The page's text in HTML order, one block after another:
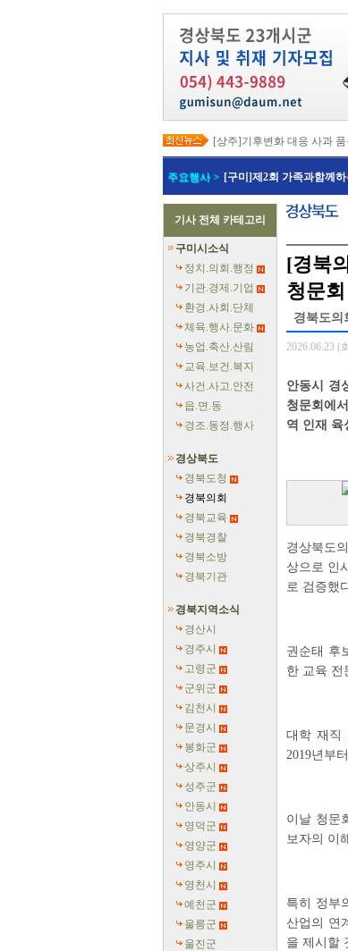
[상주]기후변화 대응 사과
[봉화]‘K-베트남 밸리 특구’
[김천]지방세입 체납관리단
[고령]가뭄 장기화 총력 대
[경주]경주역 KTX·KTX-이
[경북교육청]‘수리력+ 웹 콘
[경북도청]‘말산업 특구’ 키
[구미]예능 타고 뜬 구미 관
[경북교육청]일본 방위백서
주요행사 > [구미]제2회 가족과함께
기사 전체 카테고리
구미시소식
정치.의회.행정
기관.경제.기업
환경.사회.단체
체육.행사.문화
농업.축산.산림
교육.보건.복지
사건.사고.안전
읍.면.동
경조.동정.행사
경상북도
경북도청
경북의회
경북교육
경북경찰
경북소방
경북기관
경북지역소식
경산시
경주시
고령군
군위군
김천시
문경시
봉화군
상주시
성주군
안동시
영덕군
영양군
영주시
영천시
예천군
울릉군
울진군
[경북
청문회
경북도의
2026.06.23 (
안동시 경
청문회에
역 인재 육
경상북도
상으로 인
로 검증했
권순태 후
한 교육 전
대학 재직
2019년부
이날 청문
보자의 이
특히 정부
산업의 연
을 제시할